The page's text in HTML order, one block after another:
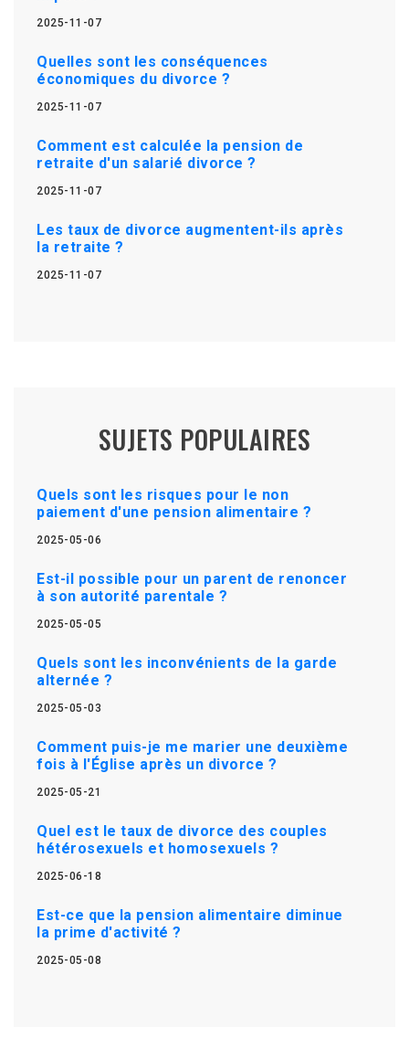
2025-11-07
Quelles sont les conséquences
économiques du divorce ?
2025-11-07
Comment est calculée la pension de
retraite d'un salarié divorce ?
2025-11-07
Les taux de divorce augmentent-ils après
la retraite ?
2025-11-07
SUJETS POPULAIRES
Quels sont les risques pour le non
paiement d'une pension alimentaire ?
2025-05-06
Est-il possible pour un parent de renoncer
à son autorité parentale ?
2025-05-05
Quels sont les inconvénients de la garde
alternée ?
2025-05-03
Comment puis-je me marier une deuxième
fois à l'Église après un divorce ?
2025-05-21
Quel est le taux de divorce des couples
hétérosexuels et homosexuels ?
2025-06-18
Est-ce que la pension alimentaire diminue
la prime d'activité ?
2025-05-08